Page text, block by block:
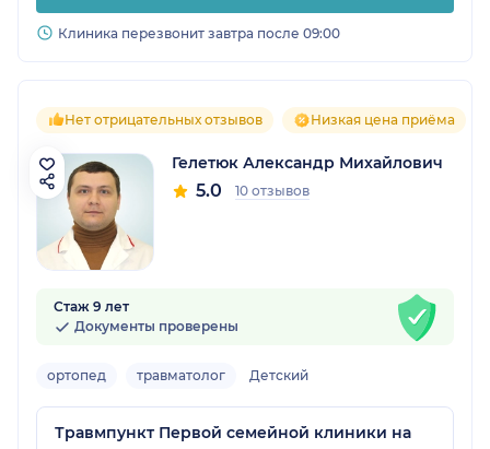
Клиника перезвонит завтра после 09:00
Нет отрицательных отзывов Низкая цена приёма
Гелетюк Александр Михайлович
5.0 10 отзывов
Стаж 9 лет
Документы проверены
ортопед травматолог Детский
Травмпункт Первой семейной клиники на